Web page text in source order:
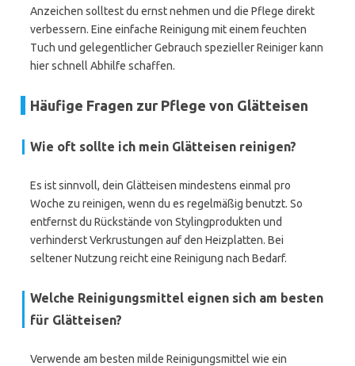
Anzeichen solltest du ernst nehmen und die Pflege direkt
verbessern. Eine einfache Reinigung mit einem feuchten
Tuch und gelegentlicher Gebrauch spezieller Reiniger kann
hier schnell Abhilfe schaffen.
Häufige Fragen zur Pflege von Glätteisen
Wie oft sollte ich mein Glätteisen reinigen?
Es ist sinnvoll, dein Glätteisen mindestens einmal pro
Woche zu reinigen, wenn du es regelmäßig benutzt. So
entfernst du Rückstände von Stylingprodukten und
verhinderst Verkrustungen auf den Heizplatten. Bei
seltener Nutzung reicht eine Reinigung nach Bedarf.
Welche Reinigungsmittel eignen sich am besten
für Glätteisen?
Verwende am besten milde Reinigungsmittel wie ein